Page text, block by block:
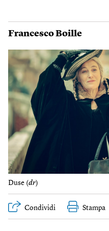
Francesco Boille
Duse (dr)
Condividi Stampa